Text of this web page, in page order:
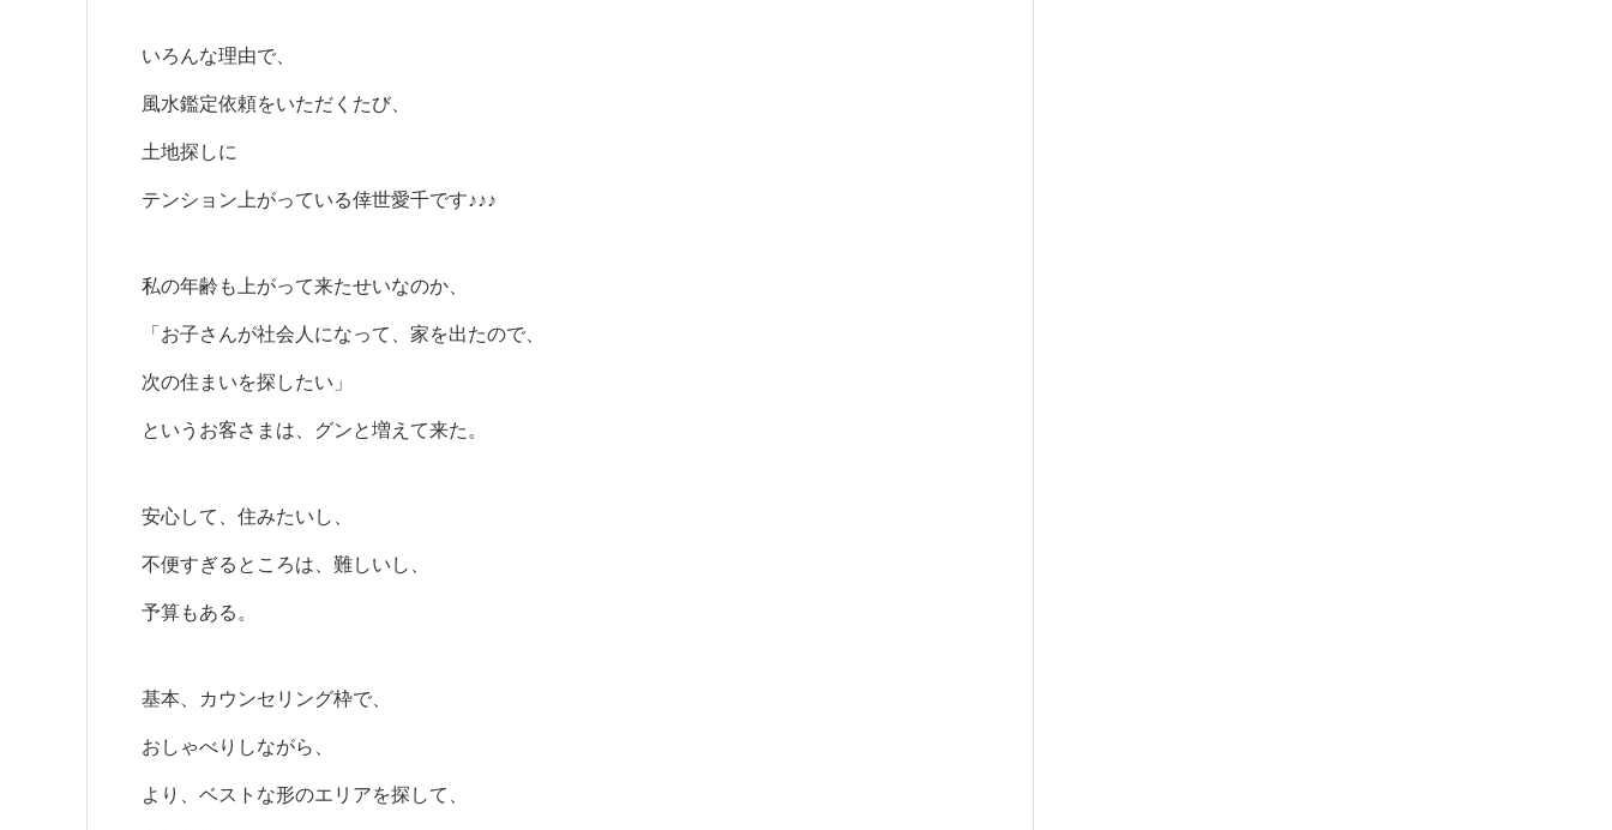
いろんな理由で、
風水鑑定依頼をいただくたび、
土地探しに
テンション上がっている倖世愛千です♪♪♪
私の年齢も上がって来たせいなのか、
「お子さんが社会人になって、家を出たので、
次の住まいを探したい」
というお客さまは、グンと増えて来た。
安心して、住みたいし、
不便すぎるところは、難しいし、
予算もある。
基本、カウンセリング枠で、
おしゃべりしながら、
より、ベストな形のエリアを探して、